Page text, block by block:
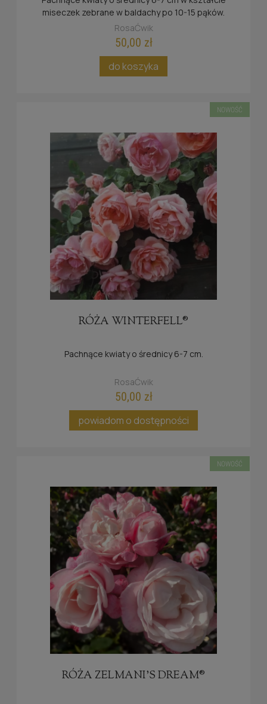
miseczek zebrane w baldachy po 10-15 pąków.
RosaĆwik
50,00 zł
do koszyka
RÓŻA WINTERFELL®
Pachnące kwiaty o średnicy 6-7 cm.
RosaĆwik
50,00 zł
powiadom o dostępności
NOWOŚĆ
RÓŻA ZELMANI'S DREAM®
NOWOŚĆ